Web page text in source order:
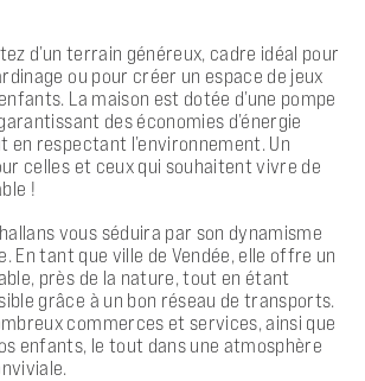
d’un terrain généreux, cadre idéal pour
ou pour créer un espace de jeux
La maison est dotée d’une pompe
des économies d’énergie
en respectant l’environnement. Un
celles et ceux qui souhaitent vivre de
!
vous séduira par son dynamisme
En tant que ville de Vendée, elle offre un
près de la nature, tout en étant
grâce à un bon réseau de transports.
commerces et services, ainsi que
enfants, le tout dans une atmosphère